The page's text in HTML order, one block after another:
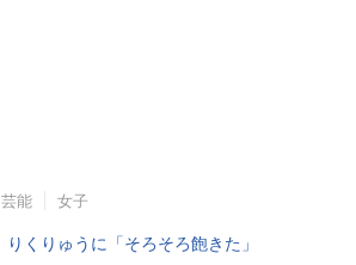
芸能 女子
りくりゅうに「そろそろ飽きた」